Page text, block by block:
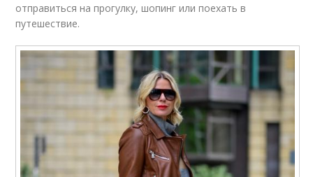
отправиться на прогулку, шопинг или поехать в
путешествие.